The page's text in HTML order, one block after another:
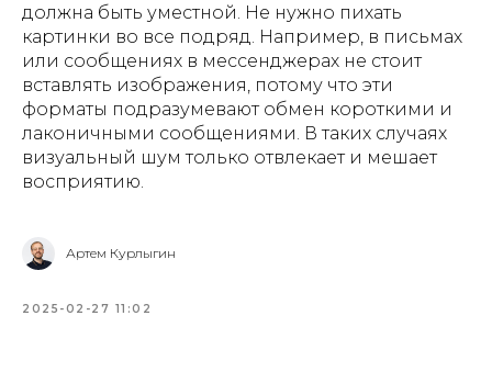
должна быть уместной. Не нужно пихать
картинки во все подряд. Например, в письмах
или сообщениях в мессенджерах не стоит
вставлять изображения, потому что эти
форматы подразумевают обмен короткими и
лаконичными сообщениями. В таких случаях
визуальный шум только отвлекает и мешает
восприятию.
Артем Курлыгин
2025-02-27 11:02